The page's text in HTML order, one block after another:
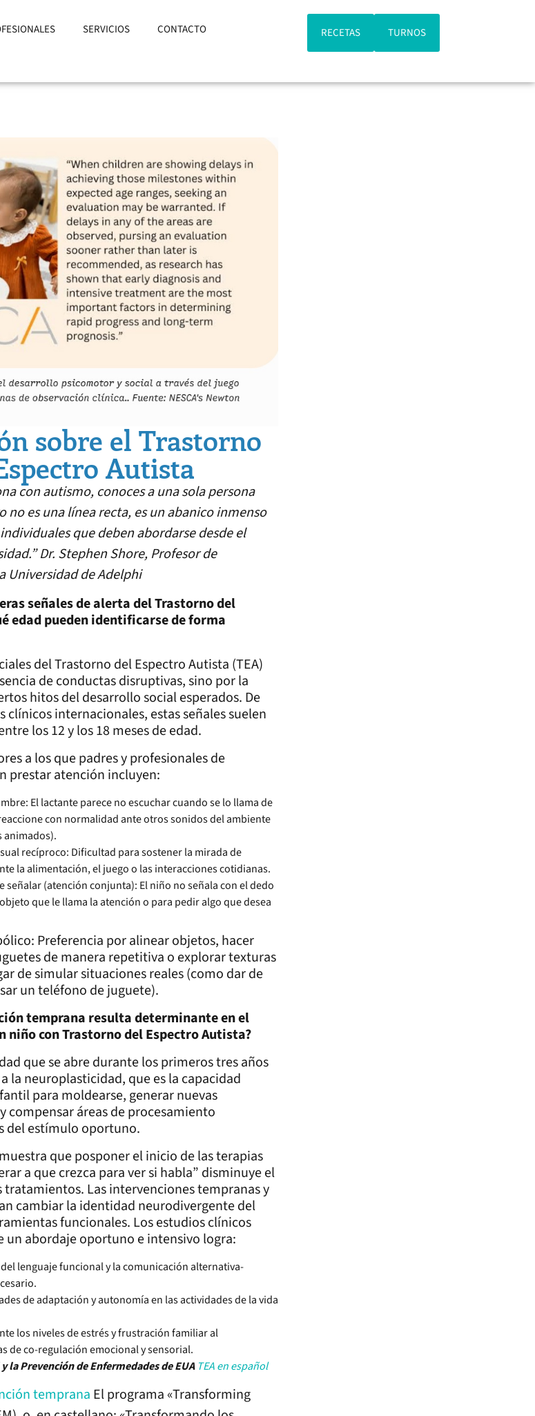
SERVICIOS CONTACTO RECETAS TURNOS
sobre el Trastorno
Autista
con autismo, conoces a una sola persona
no es una línea recta, es un abanico inmenso
que deben abordarse desde el
Dr. Stephen Shore, Profesor de
Universidad de Adelphi
señales de alerta del Trastorno del
edad pueden identificarse de forma
del Trastorno del Espectro Autista (TEA)
de conductas disruptivas, sino por la
hitos del desarrollo social esperados. De
clínicos internacionales, estas señales suelen
los 12 y los 18 meses de edad.
a los que padres y profesionales de
prestar atención incluyen:
El lactante parece no escuchar cuando se lo llama de
con normalidad ante otros sonidos del ambiente
animados).
recíproco: Dificultad para sostener la mirada de
la alimentación, el juego o las interacciones cotidianas.
señalar (atención conjunta): El niño no señala con el dedo
que le llama la atención o para pedir algo que desea
Preferencia por alinear objetos, hacer
de manera repetitiva o explorar texturas
de simular situaciones reales (como dar de
un teléfono de juguete).
temprana resulta determinante en el
niño con Trastorno del Espectro Autista?
que se abre durante los primeros tres años
la neuroplasticidad, que es la capacidad
para moldearse, generar nuevas
compensar áreas de procesamiento
del estímulo oportuno.
que posponer el inicio de las terapias
a que crezca para ver si habla” disminuye el
Las intervenciones tempranas y
cambiar la identidad neurodivergente del
funcionales. Los estudios clínicos
un abordaje oportuno e intensivo logra:
lenguaje funcional y la comunicación alternativa-
de adaptación y autonomía en las actividades de la vida
los niveles de estrés y frustración familiar al
de co-regulación emocional y sensorial.
la Prevención de Enfermedadesde EUA TEA en español
temprana El programa «Transforming